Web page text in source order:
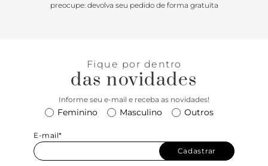
preocupe: devolva seu pedido de forma gratuita
Fique por dentro
das novidades
Informe seu e-mail e receba as novidades!
Feminino Masculino Outros
E-mail*
Cadastrar